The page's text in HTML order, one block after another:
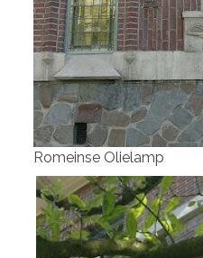
Romeinse Olielamp